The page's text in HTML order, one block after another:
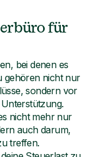
für
bei denen es
gehören nicht nur
sondern vor
nicht mehr nur
auch darum,
treffen.